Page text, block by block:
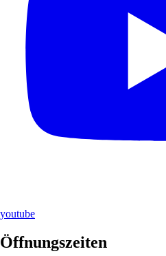
youtube
Öffnungszeiten